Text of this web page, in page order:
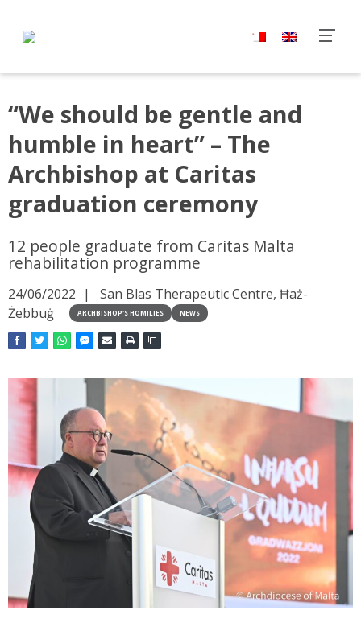
“We should be gentle and
humble in heart” – The
Archbishop at Caritas
graduation ceremony
12 people graduate from Caritas Malta
rehabilitation programme
24/06/2022
San Blas Therapeutic Centre, Ħaż-
Żebbuġ
ARCHBISHOP'S HOMILIES NEWS